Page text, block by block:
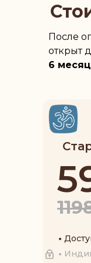
После
открыт
6
•
•